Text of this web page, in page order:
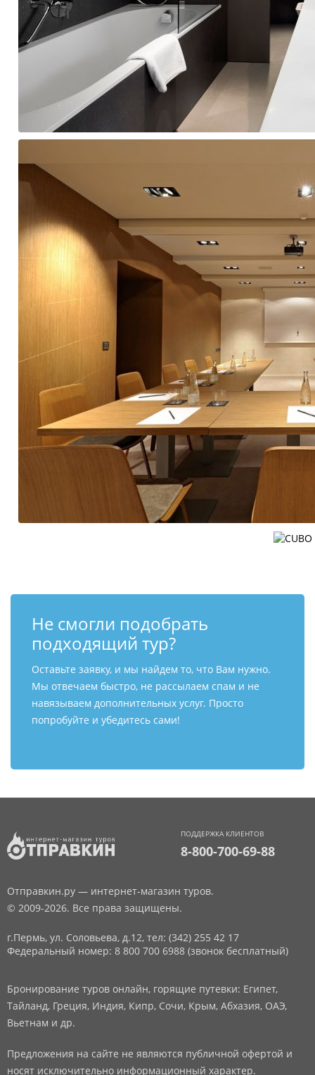
Не смогли подобрать
подходящий тур?
Оставьте заявку, и мы найдем то, что Вам нужно.
Мы отвечаем быстро, не рассылаем спам и не
навязываем дополнительных услуг. Просто
попробуйте и убедитесь сами!
ПОДДЕРЖКА КЛИЕНТОВ
8-800-700-69-88
Отправкин.ру — интернет-магазин туров.
© 2009-2026. Все права защищены.
г.Пермь, ул. Соловьева, д.12, тел: (342) 255 42 17
Федеральный номер: 8 800 700 6988 (звонок бесплатный)
Бронирование туров онлайн, горящие путевки: Египет,
Тайланд, Греция, Индия, Кипр, Сочи, Крым, Абхазия, ОАЭ,
Вьетнам и др.
Предложения на сайте не являются публичной офертой и
носят исключительно информационный характер.